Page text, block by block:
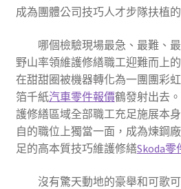
成為團體公司技巧人才步隊扶植
哪個檢驗現場最急、最難、
野山率領維護修繕職工迎難而上
在甜甜圈被機器轉化為一團團彩
箔千紙汽車零件報價鶴發射出去
護修繕區域全部職工充足施展本
自的職位上獨當一面，成為煉鋼
足的高本質技巧維護修繕Skoda零
沒有驚天動地的豪舉和可歌